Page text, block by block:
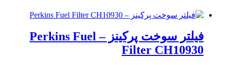
فیلتر سوخت پرکینز – Perkins Fuel
Filter CH10930